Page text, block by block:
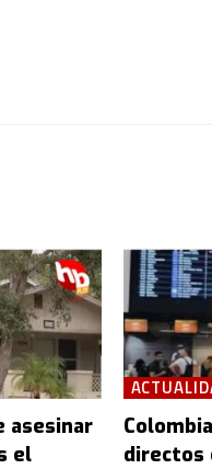
asesinar
el
directos